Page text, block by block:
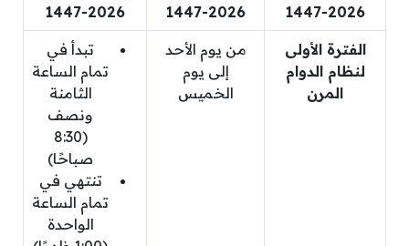
2026-1447
2026-1447
2026-1447
الفترة الأولى
لنظام الدوام
المرن
من يوم الأحد
إلى يوم
الخميس
تبدأ في
تمام الساعة
الثامنة
ونصف
(8:30
صباحًا)
تنتهي في
تمام الساعة
الواحدة